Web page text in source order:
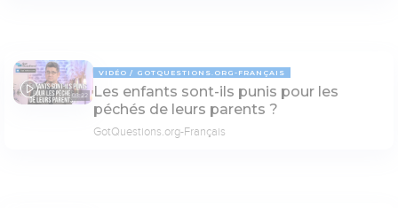
03:22
VIDÉO GOTQUESTIONS.ORG-FRANÇAIS
Les enfants sont-ils punis pour les
péchés de leurs parents ?
GotQuestions.org-Français